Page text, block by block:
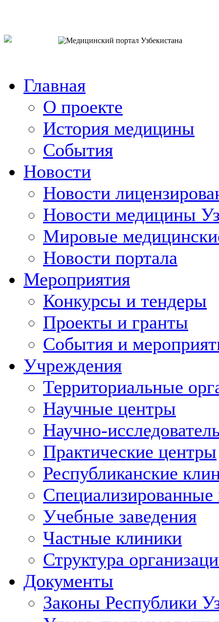
Главная
О проекте
История медицины
События
Новости
Новости
Новости медицины
Мировые
Новости портала
Мероприятия
Конкурсы и тендеры
Проекты и гранты
События и
Учреждения
Территориальные
Научные центры
Научно-
Практические центры
Республиканские
Учебные заведения
Частные клиники
Структура
Документы
Законы Республики